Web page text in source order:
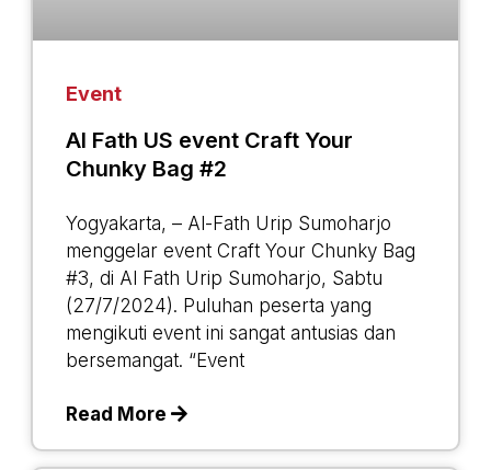
Event
Al Fath US event Craft Your
Chunky Bag #2
Yogyakarta, – Al-Fath Urip Sumoharjo
menggelar event Craft Your Chunky Bag
#3, di Al Fath Urip Sumoharjo, Sabtu
(27/7/2024). Puluhan peserta yang
mengikuti event ini sangat antusias dan
bersemangat. “Event
Read More